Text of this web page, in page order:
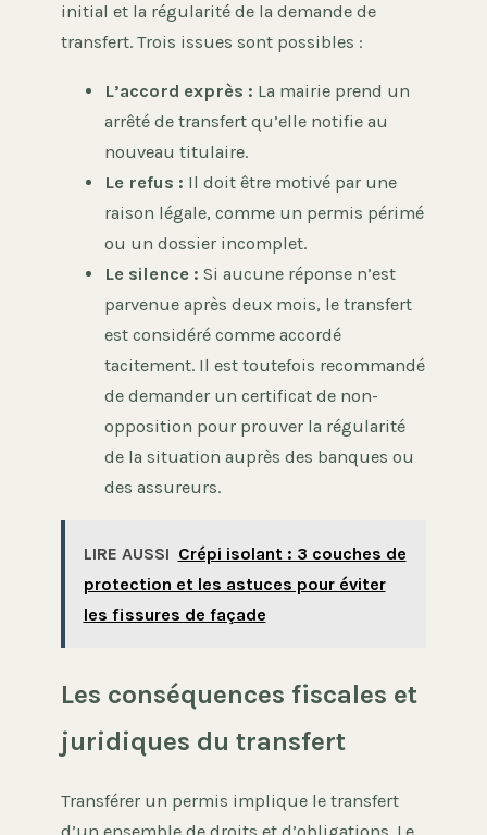
initial et la régularité de la demande de
transfert. Trois issues sont possibles :
L’accord exprès : La mairie prend un
arrêté de transfert qu’elle notifie au
nouveau titulaire.
Le refus : Il doit être motivé par une
raison légale, comme un permis périmé
ou un dossier incomplet.
Le silence : Si aucune réponse n’est
parvenue après deux mois, le transfert
est considéré comme accordé
tacitement. Il est toutefois recommandé
de demander un certificat de non-
opposition pour prouver la régularité
de la situation auprès des banques ou
des assureurs.
LIRE AUSSI Crépi isolant : 3 couches de
protection et les astuces pour éviter
les fissures de façade
Les conséquences fiscales et
juridiques du transfert
Transférer un permis implique le transfert